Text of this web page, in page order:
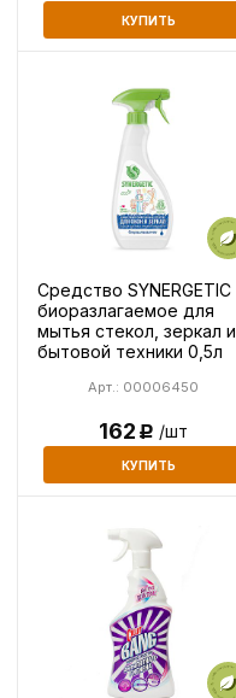
КУПИТЬ
Средство SYNERGETIC
биоразлагаемое для
мытья стекол, зеркал и
бытовой техники 0,5л
Арт.: 00006450
162Р /шт
КУПИТЬ